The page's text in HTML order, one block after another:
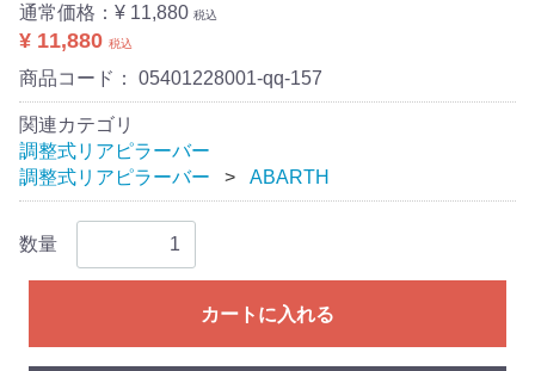
通常価格： ¥ 11,880 税込
¥ 11,880 税込
商品コード： 05401228001-qq-157
関連カテゴリ
調整式リアピラーバー
調整式リアピラーバー
ABARTH
数量
カートに入れる